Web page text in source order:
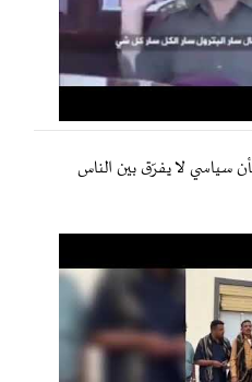
سياسي لا يفرّق بين الناس